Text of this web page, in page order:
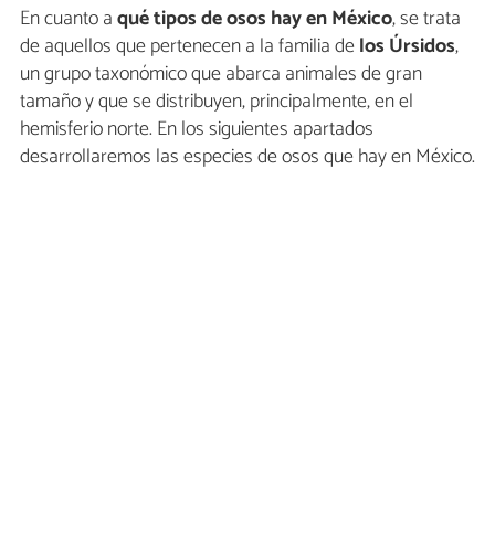
En cuanto aqué tipos de osos hay en México, se trata
de aquellos que pertenecen a la familia delos Úrsidos,
un grupo taxonómico que abarca animales de gran
tamaño y que se distribuyen, principalmente, en el
hemisferio norte. En los siguientes apartados
desarrollaremos las especies de osos que hay en México.